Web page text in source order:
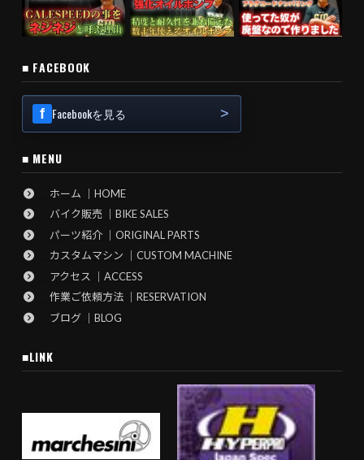
■ FACEBOOK
Facebookを見る
■ MENU
ホーム ｜HOME
バイク販売 ｜BIKE SALES
パーツ紹介 ｜ORIGINAL PARTS
カスタムマシン ｜CUSTOM MACHINE
アクセス ｜ACCESS
作業ご依頼方法 ｜RESERVATION
ブログ ｜BLOG
■LINK